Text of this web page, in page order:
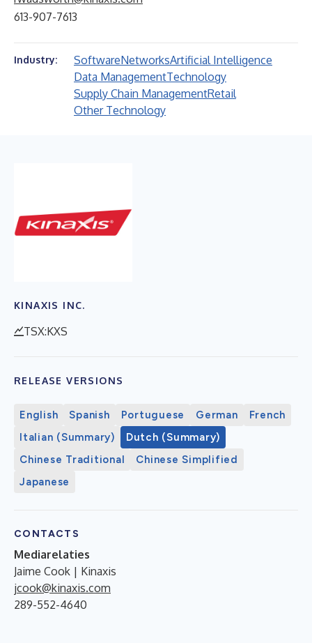
613-907-7613
Industry: SoftwareNetworksArtificial Intelligence
Data ManagementTechnology
Supply Chain ManagementRetail
Other Technology
KINAXIS INC.
TSX:KXS
RELEASE VERSIONS
English Spanish Portuguese German
French
Italian (Summary)
Dutch (Summary)
Chinese Traditional
Chinese Simplified
Japanese
CONTACTS
Mediarelaties
Jaime Cook | Kinaxis
jcook@kinaxis.com
289-552-4640